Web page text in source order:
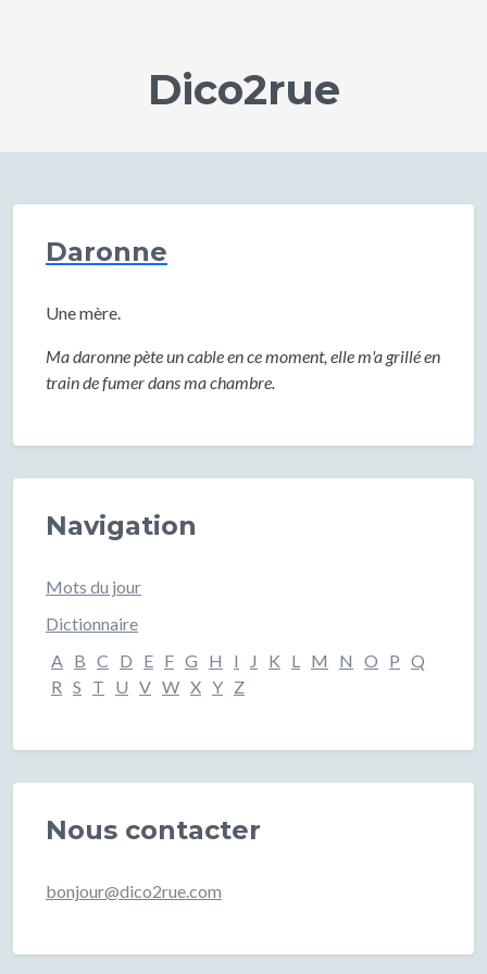
Dico2rue
Daronne
Une mère.
Ma daronne pète un cable en ce moment, elle m'a grillé en
train de fumer dans ma chambre.
Navigation
Mots du jour
Dictionnaire
A B C D E F G H I J K L M N O P Q
R S T U V W X Y Z
Nous contacter
bonjour@dico2rue.com